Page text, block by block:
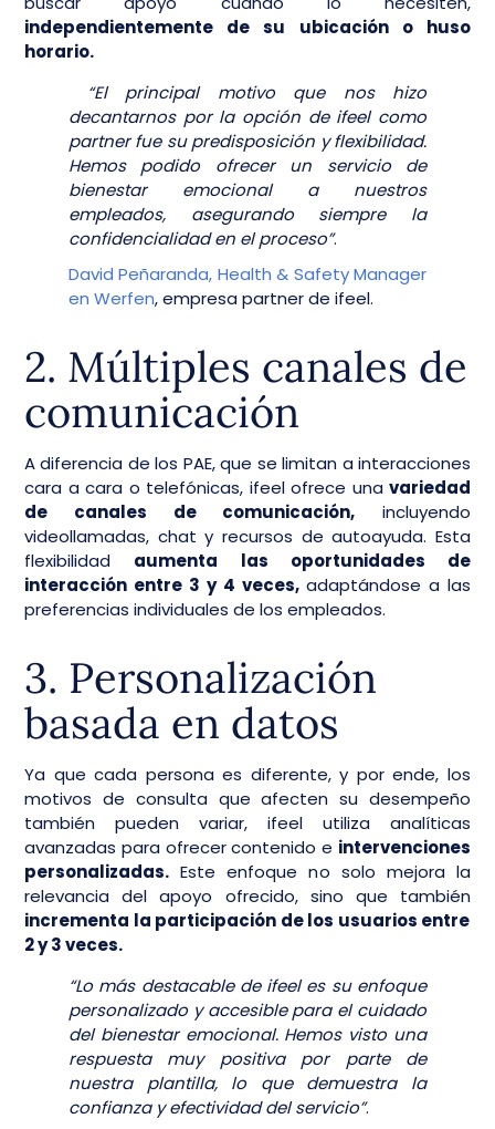
independientemente de su ubicación o huso
horario.
“El principal motivo que nos hizo
decantarnos por la opción de ifeel como
partner fue su predisposición y flexibilidad.
Hemos podido ofrecer un servicio de
bienestar emocional a nuestros
empleados, asegurando siempre la
confidencialidad en el proceso”.
David Peñaranda, Health & Safety Manager
en Werfen, empresa partner de ifeel.
2. Múltiples canales de
comunicación
A diferencia de los PAE, que se limitan a interacciones
cara a cara o telefónicas, ifeel ofrece una variedad
de canales de comunicación, incluyendo
videollamadas, chat y recursos de autoayuda. Esta
flexibilidad aumenta las oportunidades de
interacción entre 3 y 4 veces, adaptándose a las
preferencias individuales de los empleados.
3. Personalización
basada en datos
Ya que cada persona es diferente, y por ende, los
motivos de consulta que afecten su desempeño
también pueden variar, ifeel utiliza analíticas
avanzadas para ofrecer contenido e intervenciones
personalizadas. Este enfoque no solo mejora la
relevancia del apoyo ofrecido, sino que también
incrementa la participación de los usuarios entre
2 y 3 veces.
“Lo más destacable de ifeel es su enfoque
personalizado y accesible para el cuidado
del bienestar emocional. Hemos visto una
respuesta muy positiva por parte de
nuestra plantilla, lo que demuestra la
confianza y efectividad del servicio”.